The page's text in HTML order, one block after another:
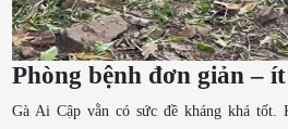
Phòng bệnh đơn giản –
Gà Ai Cập vằn có sức đề kháng khá tốt.